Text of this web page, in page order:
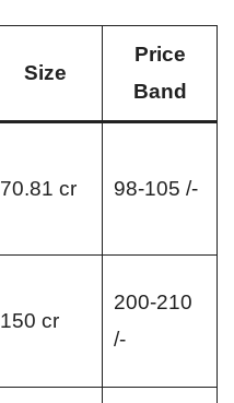
Size
Price
Band
70.81 cr 98-105 /-
150 cr
200-210
/-